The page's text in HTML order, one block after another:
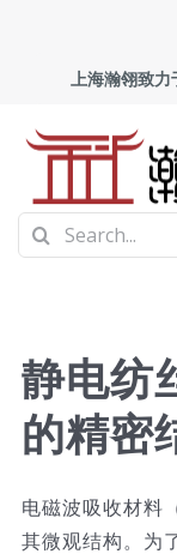
content上海瀚翎致力
首页
应用
走进瀚翎
Search
for:
静电纺
的精密
电磁波吸收材料
其微观结构。为